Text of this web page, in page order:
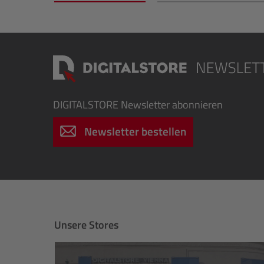
DIGITALSTORE Newsletter abonnieren
Newsletter bestellen
Unsere Stores